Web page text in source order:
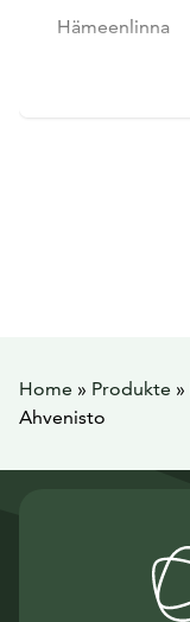
Hämeenlinna
Home » Produkte »
Ahvenisto